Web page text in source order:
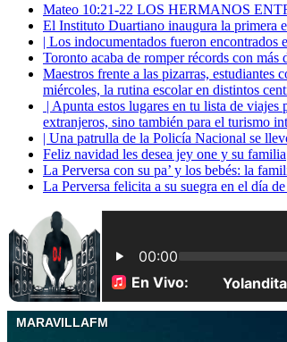
Mateo 10:21-22 LOS HERMANOS
El Instituto Duartiano inaugura la primera
| Los indocumentados fueron encontrados
Toronto acaba de romper récords con
Maestros frente a las pizarras, estudiantes
miércoles, la rutina escolar en distintos
| Apunta estos lugares en tu lista de
extranjeros, sino también para el turismo
| Una patrulla de la Policía Nacional se
Feliz navidad les desea jey one y su familia
La Perversa con su pa’ y los bebés: la
La Perversa felicita a su suegra en el día